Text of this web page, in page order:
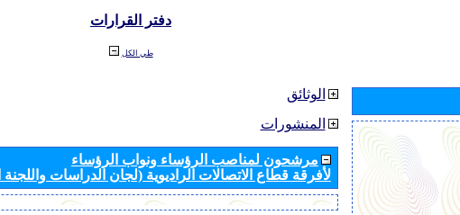
دفتر القرارات
طي الكل
الوثائق
المنشورات
مرشحون لمناصب الرؤساء ونواب الرؤساء
لأفرقة قطاع الاتصالات الراديوية (لجان الدراسات